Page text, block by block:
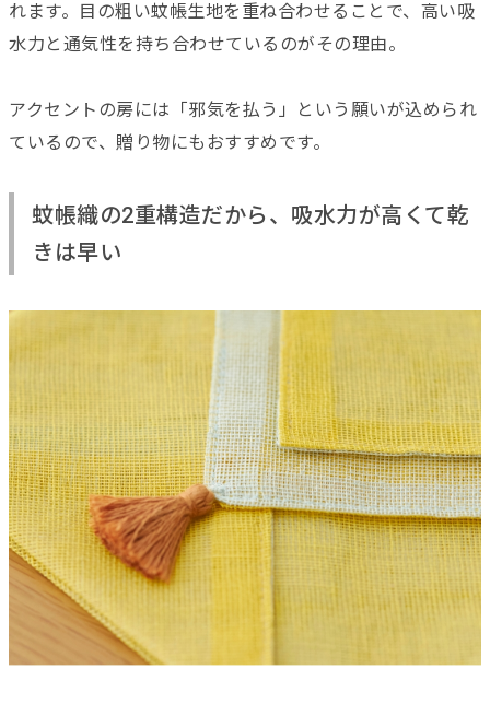
れます。目の粗い蚊帳生地を重ね合わせることで、高い吸
水力と通気性を持ち合わせているのがその理由。
アクセントの房には「邪気を払う」という願いが込められ
ているので、贈り物にもおすすめです。
蚊帳織の2重構造だから、吸水力が高くて乾
きは早い